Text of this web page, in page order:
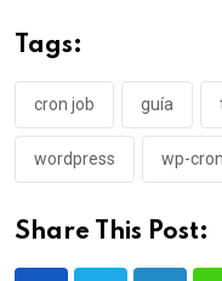
Tags:
cron job guía
wordpress wp-cron
Share This Post: